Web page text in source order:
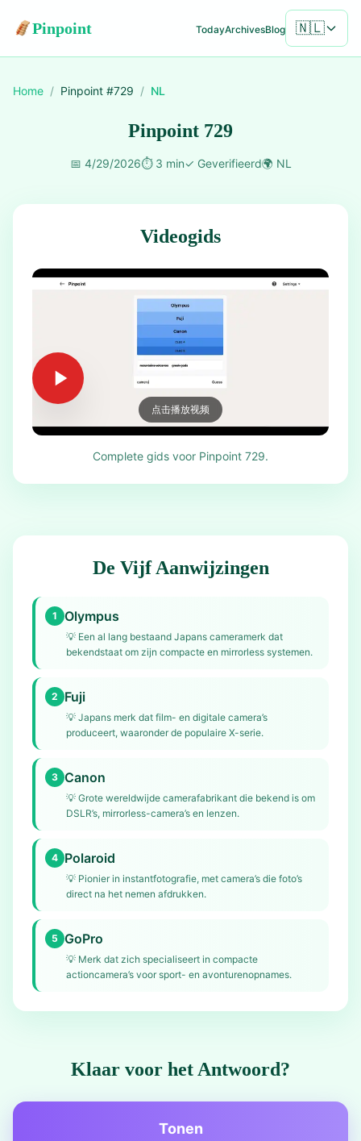
Pinpoint TodayArchivesBlog 🇳🇱
Home / Pinpoint #729 / NL
Pinpoint 729
📅 4/29/2026⏱️ 3 min✓ Geverifieerd🌍 NL
Videogids
点击播放视频
Complete gids voor Pinpoint 729.
De Vijf Aanwijzingen
1 Olympus
💡 Een al lang bestaand Japans cameramerk dat
bekendstaat om zijn compacte en mirrorless systemen.
2 Fuji
💡 Japans merk dat film- en digitale camera’s
produceert, waaronder de populaire X-serie.
3 Canon
💡 Grote wereldwijde camerafabrikant die bekend is om
DSLR’s, mirrorless-camera’s en lenzen.
4 Polaroid
💡 Pionier in instantfotografie, met camera’s die foto’s
direct na het nemen afdrukken.
5 GoPro
💡 Merk dat zich specialiseert in compacte
actioncamera’s voor sport- en avonturenopnames.
Klaar voor het Antwoord?
Tonen